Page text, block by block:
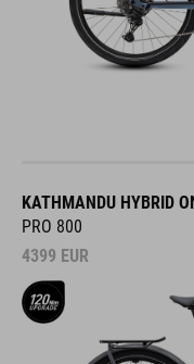
KATHMANDU HYBRID
PRO 800
4399 EUR